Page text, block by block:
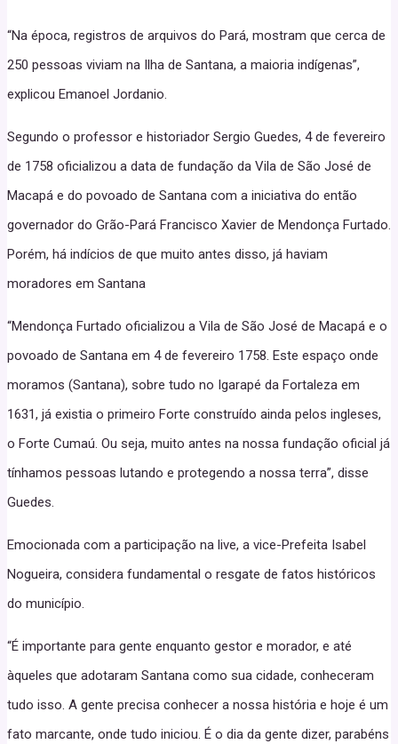
“Na época, registros de arquivos do Pará, mostram que cerca de
250 pessoas viviam na Ilha de Santana, a maioria indígenas”,
explicou Emanoel Jordanio.
Segundo o professor e historiador Sergio Guedes, 4 de fevereiro
de 1758 oficializou a data de fundação da Vila de São José de
Macapá e do povoado de Santana com a iniciativa do então
governador do Grão-Pará Francisco Xavier de Mendonça Furtado.
Porém, há indícios de que muito antes disso, já haviam
moradores em Santana
“Mendonça Furtado oficializou a Vila de São José de Macapá e o
povoado de Santana em 4 de fevereiro 1758. Este espaço onde
moramos (Santana), sobre tudo no Igarapé da Fortaleza em
1631, já existia o primeiro Forte construído ainda pelos ingleses,
o Forte Cumaú. Ou seja, muito antes na nossa fundação oficial já
tínhamos pessoas lutando e protegendo a nossa terra”, disse
Guedes.
Emocionada com a participação na live, a vice-Prefeita Isabel
Nogueira, considera fundamental o resgate de fatos históricos
do município.
“É importante para gente enquanto gestor e morador, e até
àqueles que adotaram Santana como sua cidade, conheceram
tudo isso. A gente precisa conhecer a nossa história e hoje é um
fato marcante, onde tudo iniciou. É o dia da gente dizer, parabéns